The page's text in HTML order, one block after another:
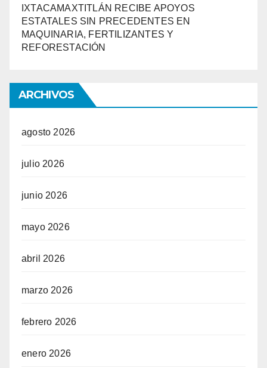
IXTACAMAXTITLÁN RECIBE APOYOS
ESTATALES SIN PRECEDENTES EN
MAQUINARIA, FERTILIZANTES Y
REFORESTACIÓN
ARCHIVOS
agosto 2026
julio 2026
junio 2026
mayo 2026
abril 2026
marzo 2026
febrero 2026
enero 2026